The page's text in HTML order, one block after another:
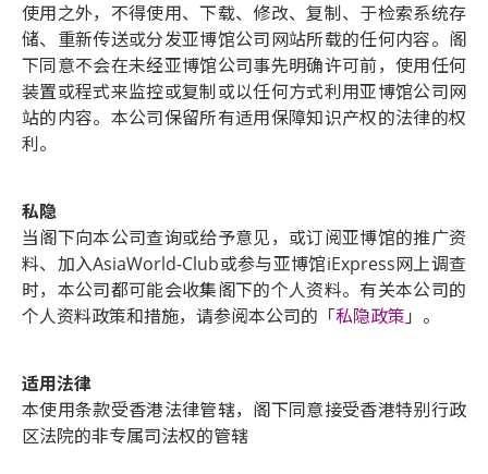
使用之外，不得使用、下载、修改、复制、于检索系统存
储、重新传送或分发亚博馆公司网站所载的任何内容。阁
下同意不会在未经亚博馆公司事先明确许可前，使用任何
装置或程式来监控或复制或以任何方式利用亚博馆公司网
站的内容。本公司保留所有适用保障知识产权的法律的权
利。
私隐
当阁下向本公司查询或给予意见，或订阅亚博馆的推广资
料、加入AsiaWorld-Club或参与亚博馆iExpress网上调查
时，本公司都可能会收集阁下的个人资料。有关本公司的
个人资料政策和措施，请参阅本公司的「私隐政策 」。
适用法律
本使用条款受香港法律管辖，阁下同意接受香港特别行政
区法院的非专属司法权的管辖